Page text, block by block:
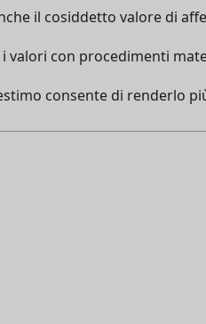
il cosiddetto valore di
valori con procedimenti
consente di renderlo